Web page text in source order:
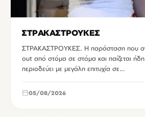
ΣΤΡΑΚΑΣΤΡΟΥΚΕΣ
ΣΤΡΑΚΑΣΤΡΟΥΚΕΣ. Η παράσταση που
out από στόμα σε στόμα και παίζεται ήδη
περιοδεύει με μεγάλη επιτυχία σε…
05/08/2026